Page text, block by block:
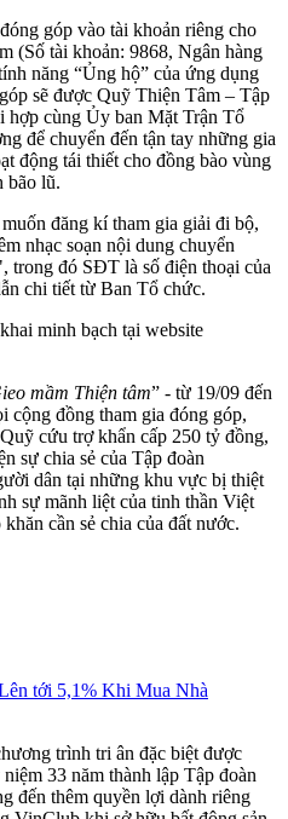
góp vào tài khoản riêng cho
(Số tài khoản: 9868, Ngân hàng
năng “Ủng hộ” của ứng dụng
sẽ được Quỹ Thiện Tâm – Tập
hợp cùng Ủy ban Mặt Trận Tổ
để chuyển đến tận tay những gia
động tái thiết cho đồng bào vùng
bão lũ.
đăng kí tham gia giải đi bộ,
nhạc soạn nội dung chuyển
đó SĐT là số điện thoại của
chi tiết từ Ban Tổ chức.
minh bạch tại website
mầm Thiện tâm” - từ 19/09 đến
cộng đồng tham gia đóng góp,
cứu trợ khẩn cấp 250 tỷ đồng,
sự chia sẻ của Tập đoàn
dân tại những khu vực bị thiệt
sự mãnh liệt của tinh thần Việt
cần sẻ chia của đất nước.
tới 5,1% Khi Mua Nhà
trình tri ân đặc biệt được
33 năm thành lập Tập đoàn
đến thêm quyền lợi dành riêng